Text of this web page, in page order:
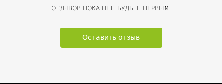
ОТЗЫВОВ ПОКА НЕТ. БУДЬТЕ ПЕРВЫМ!
Оставить отзыв